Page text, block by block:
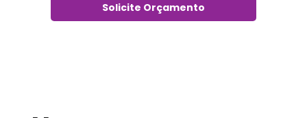
Solicite Orçamento